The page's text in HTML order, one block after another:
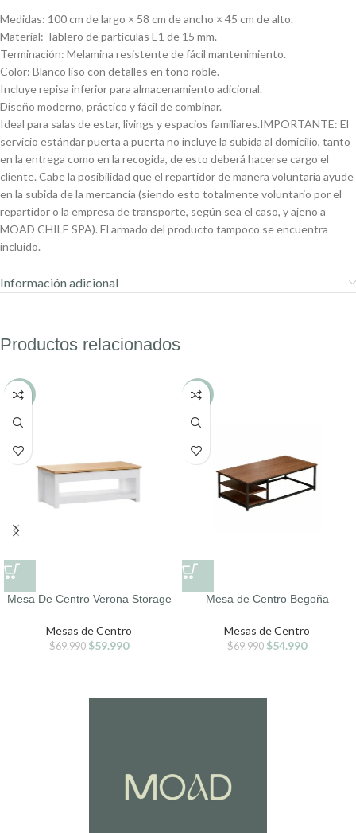
Medidas: 100 cm de largo × 58 cm de ancho × 45 cm de alto.
Material: Tablero de partículas E1 de 15 mm.
Terminación: Melamina resistente de fácil mantenimiento.
Color: Blanco liso con detalles en tono roble.
Incluye repisa inferior para almacenamiento adicional.
Diseño moderno, práctico y fácil de combinar.
Ideal para salas de estar, livings y espacios familiares.IMPORTANTE: El
servicio estándar puerta a puerta no incluye la subida al domicilio, tanto
en la entrega como en la recogida, de esto deberá hacerse cargo el
cliente. Cabe la posibilidad que el repartidor de manera voluntaria ayude
en la subida de la mercancía (siendo esto totalmente voluntario por el
repartidor o la empresa de transporte, según sea el caso, y ajeno a
MOAD CHILE SPA). El armado del producto tampoco se encuentra
incluido.
Información adicional
Productos relacionados
-14%
Mesa De Centro Verona Storage
Mesas de Centro
$69.990 $59.990
-21%
Mesa de Centro Begoña
Mesas de Centro
$69.990 $54.990